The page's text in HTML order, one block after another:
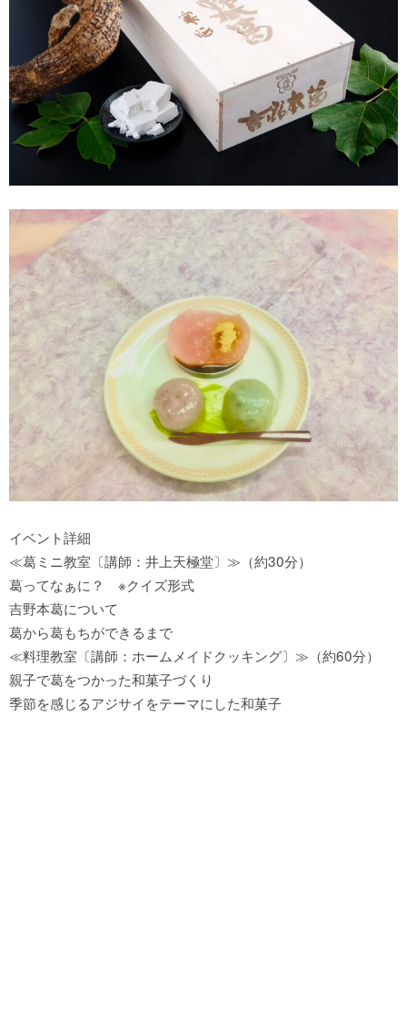
イベント詳細
≪葛ミニ教室〔講師：井上天極堂〕≫（約30分）
葛ってなぁに？ ※クイズ形式
吉野本葛について
葛から葛もちができるまで
≪料理教室〔講師：ホームメイドクッキング〕≫（約60分）
親子で葛をつかった和菓子づくり
季節を感じるアジサイをテーマにした和菓子